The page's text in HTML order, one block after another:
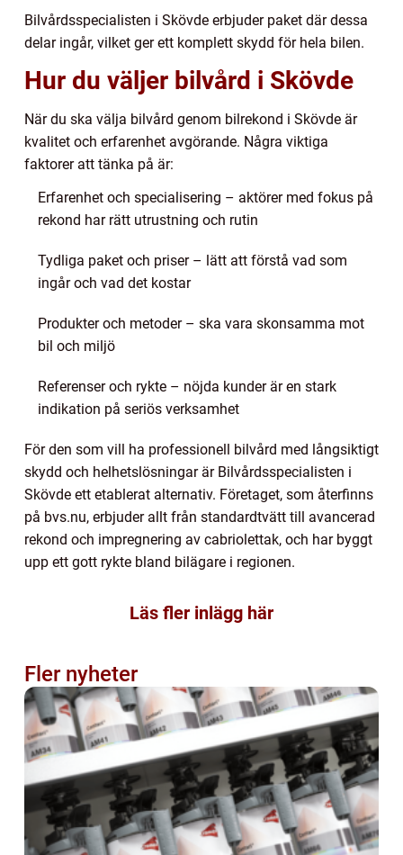
Bilvårdsspecialisten i Skövde erbjuder paket där dessa
delar ingår, vilket ger ett komplett skydd för hela bilen.
Hur du väljer bilvård i Skövde
När du ska välja bilvård genom bilrekond i Skövde är
kvalitet och erfarenhet avgörande. Några viktiga
faktorer att tänka på är:
Erfarenhet och specialisering – aktörer med fokus på
rekond har rätt utrustning och rutin
Tydliga paket och priser – lätt att förstå vad som
ingår och vad det kostar
Produkter och metoder – ska vara skonsamma mot
bil och miljö
Referenser och rykte – nöjda kunder är en stark
indikation på seriös verksamhet
För den som vill ha professionell bilvård med långsiktigt
skydd och helhetslösningar är Bilvårdsspecialisten i
Skövde ett etablerat alternativ. Företaget, som återfinns
på bvs.nu, erbjuder allt från standardtvätt till avancerad
rekond och impregnering av cabriolettak, och har byggt
upp ett gott rykte bland bilägare i regionen.
Läs fler inlägg här
Fler nyheter